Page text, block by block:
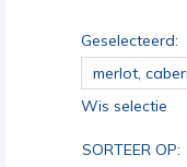
Geselecteerd:
merlot,
Wis selectie
SORTEER OP: